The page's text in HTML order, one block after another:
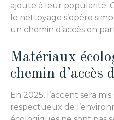
ajoute à leur popularité.
le nettoyage s’opère
un chemin d’accès en
Matériaux
chemin d’accès
En 2025, l’accent sera
respectueux de